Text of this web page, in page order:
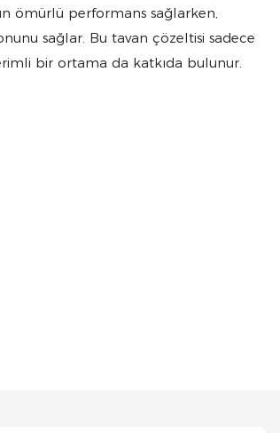
ömürlü performans sağlarken,
sağlar. Bu tavan çözeltisi sadece
bir ortama da katkıda bulunur.